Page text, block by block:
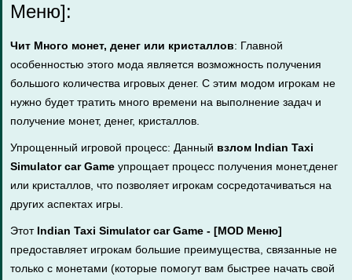
Меню]:
Чит Много монет, денег или кристаллов: Главной
особенностью этого мода является возможность получения
большого количества игровых денег. С этим модом игрокам не
нужно будет тратить много времени на выполнение задач и
получение монет, денег, кристаллов.
Упрощенный игровой процесс: Данный взлом Indian Taxi
Simulator car Game упрощает процесс получения монет,денег
или кристаллов, что позволяет игрокам сосредотачиваться на
других аспектах игры.
Этот Indian Taxi Simulator car Game - [MOD Меню]
предоставляет игрокам большие преимущества, связанные не
только с монетами (которые помогут вам быстрее начать свой